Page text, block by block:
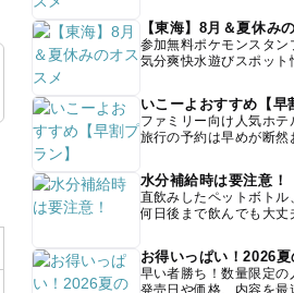
【東海】8月＆夏休み
参加無料ポケモンスタン
気分爽快水遊びスポット
いこーよおすすめ【早
ファミリー向け人気ホテ
旅行の予約は早めが断然
水分補給時は要注意！
直飲みしたペットボトル
何日後まで飲んでも大丈
お得いっぱい！2026
早い者勝ち！数量限定の
発売日や価格、内容を最